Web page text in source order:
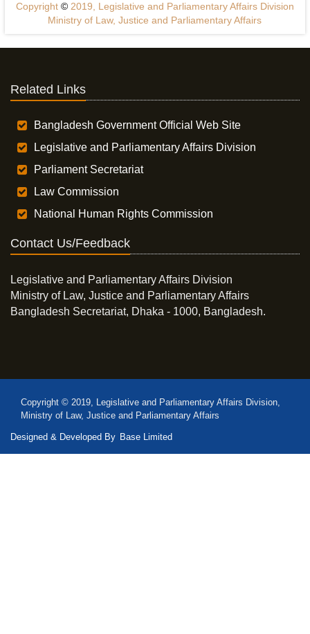
Copyright ©2019, Legislative and Parliamentary Affairs Division
Ministry of Law, Justice and Parliamentary Affairs
Related Links
Bangladesh Government Official Web Site
Legislative and Parliamentary Affairs Division
Parliament Secretariat
Law Commission
National Human Rights Commission
Contact Us/Feedback
Legislative and Parliamentary Affairs Division
Ministry of Law, Justice and Parliamentary Affairs
Bangladesh Secretariat, Dhaka - 1000, Bangladesh.
Copyright © 2019, Legislative and Parliamentary Affairs Division,
Ministry of Law, Justice and Parliamentary Affairs
Designed & Developed By Base Limited